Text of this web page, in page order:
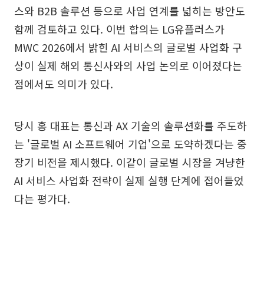
스와 B2B 솔루션 등으로 사업 연계를 넓히는 방안도
함께 검토하고 있다. 이번 합의는 LG유플러스가
MWC 2026에서 밝힌 AI 서비스의 글로벌 사업화 구
상이 실제 해외 통신사와의 사업 논의로 이어졌다는
점에서도 의미가 있다.
당시 홍 대표는 통신과 AX 기술의 솔루션화를 주도하
는 '글로벌 AI 소프트웨어 기업'으로 도약하겠다는 중
장기 비전을 제시했다. 이같이 글로벌 시장을 겨냥한
AI 서비스 사업화 전략이 실제 실행 단계에 접어들었
다는 평가다.